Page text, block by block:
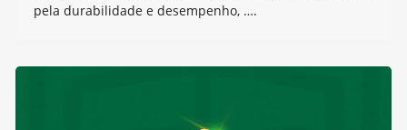
pela durabilidade e desempenho, ….